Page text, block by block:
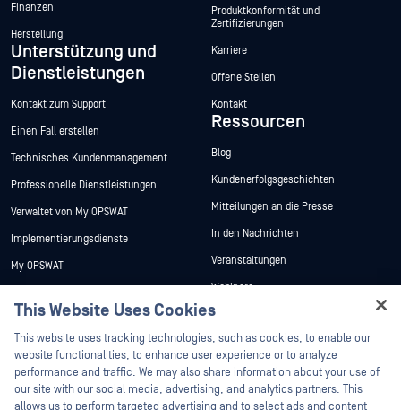
Finanzen
Herstellung
Unterstützung und
Dienstleistungen
Kontakt zum Support
Einen Fall erstellen
Technisches Kundenmanagement
Professionelle Dienstleistungen
Verwaltet von My OPSWAT
Implementierungsdienste
My OPSWAT
Ausbildung
Programm zur Behebung von
Sicherheitslücken
Partner
Zertifizierung
Produktkonformität und
Zertifizierungen
Karriere
Offene Stellen
Kontakt
Ressourcen
Blog
Kundenerfolgsgeschichten
Mitteilungen an die Presse
In den Nachrichten
Veranstaltungen
Webinare
Datenblätter
Weiße Papiere
Kostenlose Tools
This Website Uses Cookies
This website uses tracking technologies, such as cookies, to enable our
website functionalities, to enhance user experience or to analyze
performance and traffic. We may also share information about your use of
our site with our social media, advertising, and analytics partners. This
allows us to perform targeted advertising and to select ads and content
Hey there!
I'm Ozzy, your OPSWAT virtual assistant.
How can I help you secure what's critical
today?